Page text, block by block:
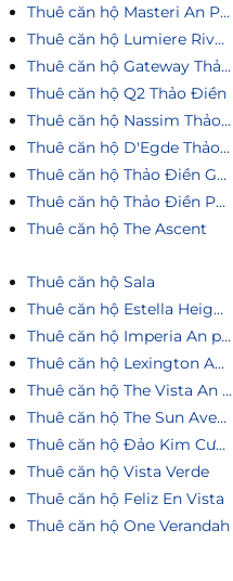
Thuê căn hộ Masteri An Phú
Thuê căn hộ Lumiere Riverside
Thuê căn hộ Gateway Thảo Điền
Thuê căn hộ Q2 Thảo Điền
Thuê căn hộ Nassim Thảo Điền
Thuê căn hộ D'Egde Thảo Điền
Thuê căn hộ Thảo Điền Green
Thuê căn hộ Thảo Điền Pearl
Thuê căn hộ The Ascent
Thuê căn hộ Sala
Thuê căn hộ Estella Heights
Thuê căn hộ Imperia An phú
Thuê căn hộ Lexington An Phú
Thuê căn hộ The Vista An Phú
Thuê căn hộ The Sun Avenue
Thuê căn hộ Đảo Kim Cương
Thuê căn hộ Vista Verde
Thuê căn hộ Feliz En Vista
Thuê căn hộ One Verandah